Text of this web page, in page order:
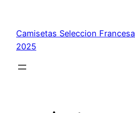
contenido
Camisetas Seleccion
2025